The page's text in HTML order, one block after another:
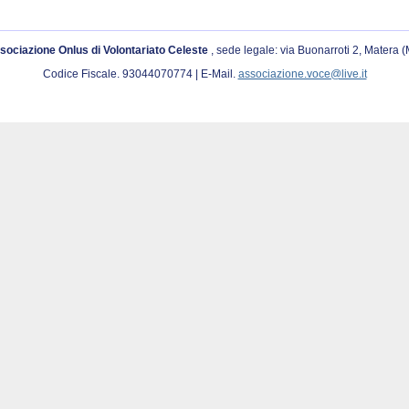
Onlus di Volontariato Celeste , sede legale: via Buonarroti 2, Matera
Codice Fiscale. 93044070774 | E-Mail. associazione.voce@live.it